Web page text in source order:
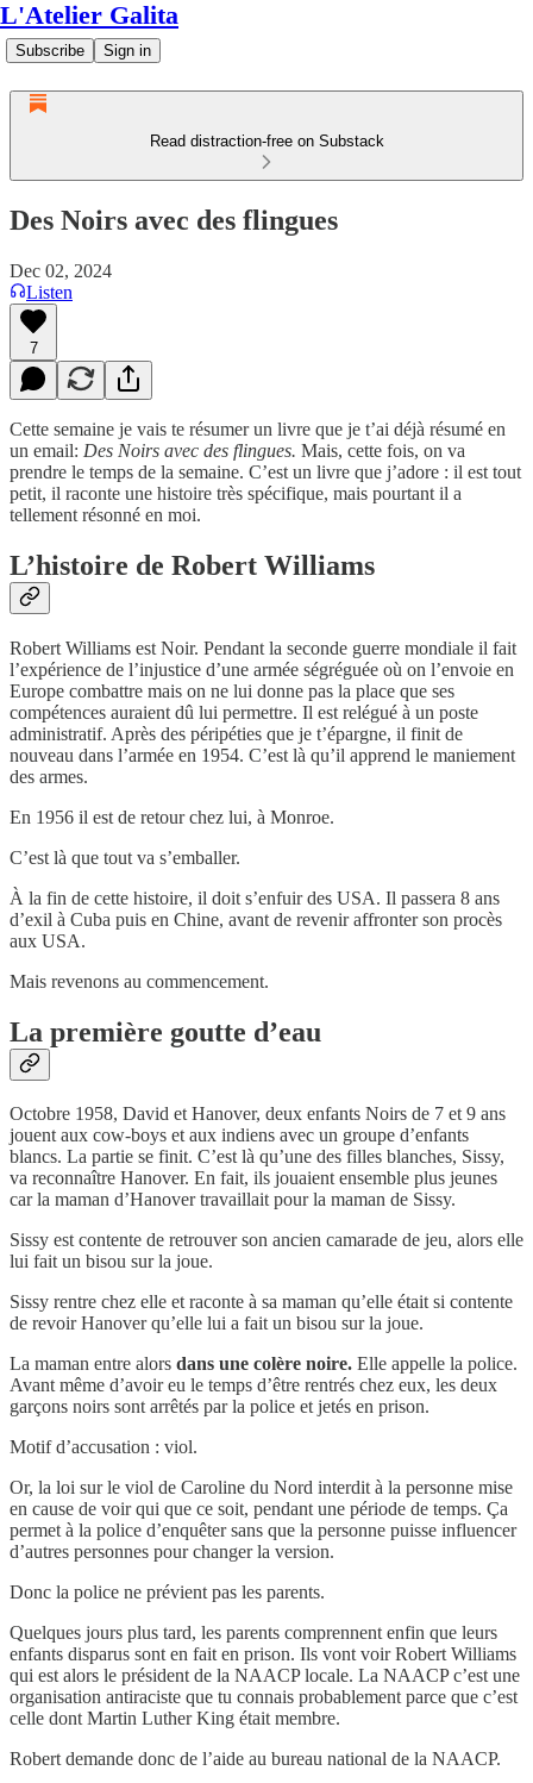
L'Atelier Galita
Subscribe Sign in
Read distraction-free on Substack
Des Noirs avec des flingues
Dec 02, 2024
Listen
7
Cette semaine je vais te résumer un livre que je t’ai déjà résumé en
un email: Des Noirs avec des flingues. Mais, cette fois, on va
prendre le temps de la semaine. C’est un livre que j’adore : il est tout
petit, il raconte une histoire très spécifique, mais pourtant il a
tellement résonné en moi.
L’histoire de Robert Williams
Robert Williams est Noir. Pendant la seconde guerre mondiale il fait
l’expérience de l’injustice d’une armée ségréguée où on l’envoie en
Europe combattre mais on ne lui donne pas la place que ses
compétences auraient dû lui permettre. Il est relégué à un poste
administratif. Après des péripéties que je t’épargne, il finit de
nouveau dans l’armée en 1954. C’est là qu’il apprend le maniement
des armes.
En 1956 il est de retour chez lui, à Monroe.
C’est là que tout va s’emballer.
À la fin de cette histoire, il doit s’enfuir des USA. Il passera 8 ans
d’exil à Cuba puis en Chine, avant de revenir affronter son procès
aux USA.
Mais revenons au commencement.
La première goutte d’eau
Octobre 1958, David et Hanover, deux enfants Noirs de 7 et 9 ans
jouent aux cow-boys et aux indiens avec un groupe d’enfants
blancs. La partie se finit. C’est là qu’une des filles blanches, Sissy,
va reconnaître Hanover. En fait, ils jouaient ensemble plus jeunes
car la maman d’Hanover travaillait pour la maman de Sissy.
Sissy est contente de retrouver son ancien camarade de jeu, alors elle
lui fait un bisou sur la joue.
Sissy rentre chez elle et raconte à sa maman qu’elle était si contente
de revoir Hanover qu’elle lui a fait un bisou sur la joue.
La maman entre alors dans une colère noire. Elle appelle la police.
Avant même d’avoir eu le temps d’être rentrés chez eux, les deux
garçons noirs sont arrêtés par la police et jetés en prison.
Motif d’accusation : viol.
Or, la loi sur le viol de Caroline du Nord interdit à la personne mise
en cause de voir qui que ce soit, pendant une période de temps. Ça
permet à la police d’enquêter sans que la personne puisse influencer
d’autres personnes pour changer la version.
Donc la police ne prévient pas les parents.
Quelques jours plus tard, les parents comprennent enfin que leurs
enfants disparus sont en fait en prison. Ils vont voir Robert Williams
qui est alors le président de la NAACP locale. La NAACP c’est une
organisation antiraciste que tu connais probablement parce que c’est
celle dont Martin Luther King était membre.
Robert demande donc de l’aide au bureau national de la NAACP.